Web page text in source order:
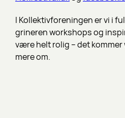
I Kollektivforeningen er vi i
grineren workshops og
være helt rolig – det
mere om.